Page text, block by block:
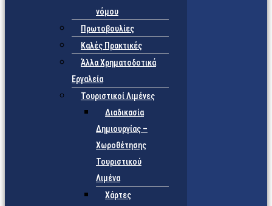
νόμου
Πρωτοβουλίες
Καλές Πρακτικές
Άλλα Χρηματοδοτικά
Εργαλεία
Τουριστικοί Λιμένες
Διαδικασία
Δημιουργίας –
Χωροθέτησης
Τουριστικού
Λιμένα
Χάρτες